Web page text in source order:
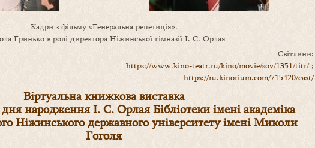
Кадри з фільму «Генеральна репетиція».
Гринько в ролі директора Ніжинської гімназії І. С. Орлая
Світлини:
https://www.kino-teatr.ru/kino/movie/sov/1351/titr/;
https://ru.kinorium.com/715420/cast/
Віртуальна книжкова виставка
народження І. С. Орлая Бібліотеки імені академіка
Ніжинського державного університету імені Миколи
Гоголя